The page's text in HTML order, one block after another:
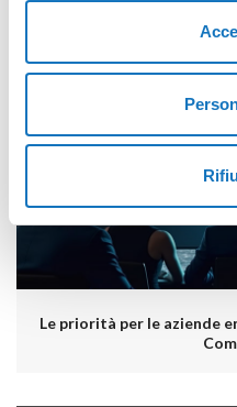
POTREBBERO
Le priorità per le aziende